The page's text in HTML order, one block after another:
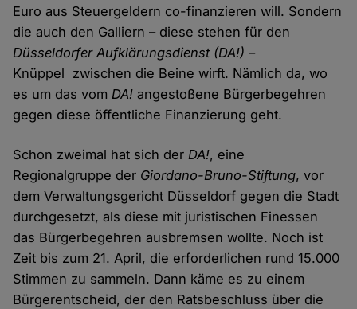
Euro aus Steuergeldern co-finanzieren will. Sondern
die auch den Galliern – diese stehen für den
Düsseldorfer Aufklärungsdienst (DA!) –
Knüppel zwischen die Beine wirft. Nämlich da, wo
es um das vomDA! angestoßene Bürgerbegehren
gegen diese öffentliche Finanzierung geht.
Schon zweimal hat sich derDA!, eine
Regionalgruppe der Giordano-Bruno-Stiftung, vor
dem Verwaltungsgericht Düsseldorf gegen die Stadt
durchgesetzt, als diese mit juristischen Finessen
das Bürgerbegehren ausbremsen wollte. Noch ist
Zeit bis zum 21. April, die erforderlichen rund 15.000
Stimmen zu sammeln. Dann käme es zu einem
Bürgerentscheid, der den Ratsbeschluss über die